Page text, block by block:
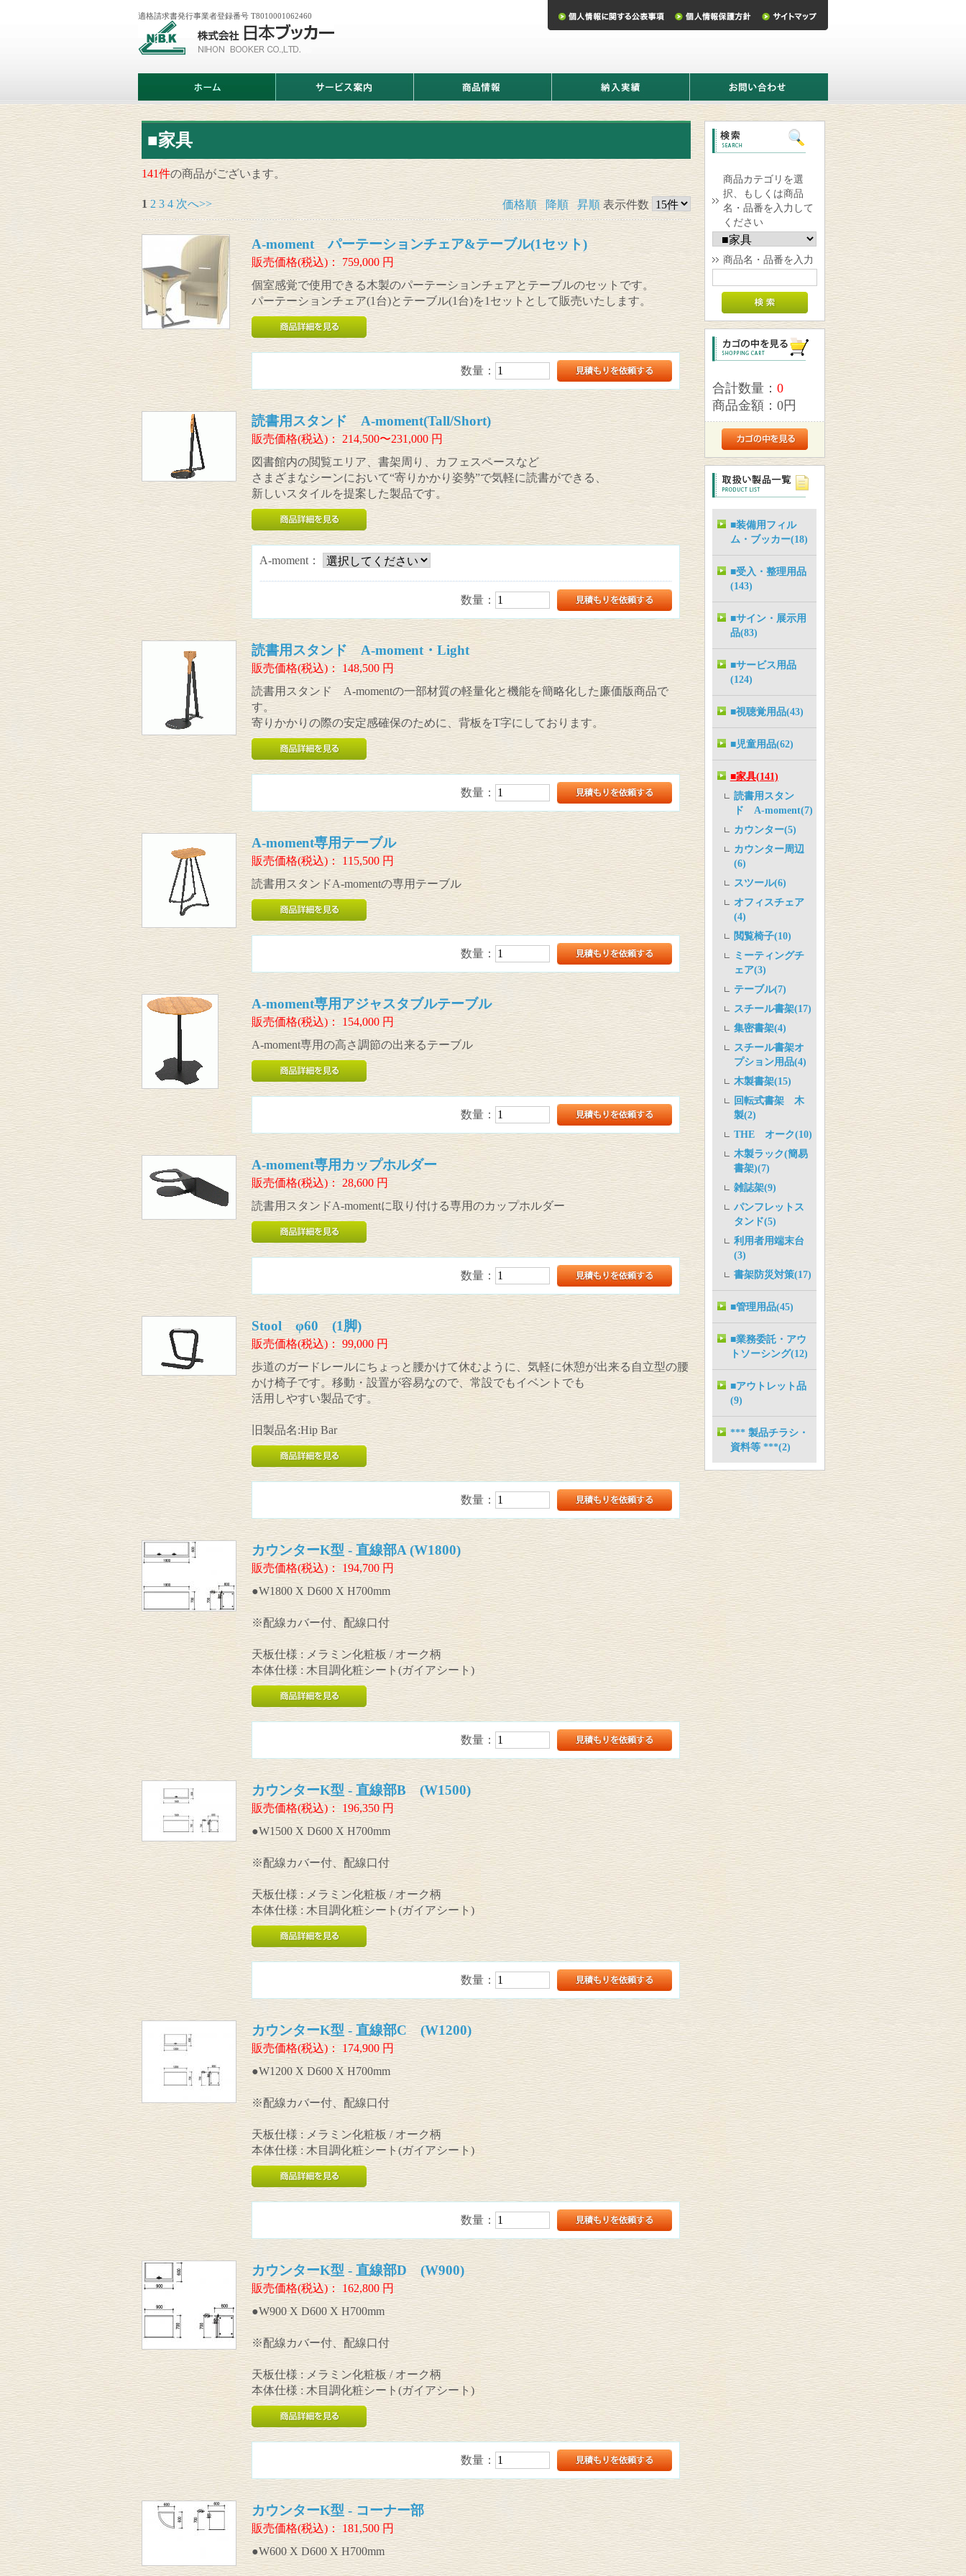
会
日
ッ
カ
ー
適格請求書発行事業者登録番号 T8010001062460
ム
ビ
ス
案
情
報
実
い
わ
■家具
141件の商品がございます。
価格順 降順 昇順 表示件数
1 2 3 4 次へ>>
A-moment パーテーションチェア&テーブル(1セット)
販売価格(税込)： 759,000円
個室感覚で使用できる木製のパーテーションチェアとテーブルのセットです。
パーテーションチェア(1台)とテーブル(1台)を1セットとして販売いたします。
数量：
読書用スタンド A-moment(Tall/Short)
販売価格(税込)： 214,500〜231,000円
図書館内の閲覧エリア、書架周り、カフェスペースなど
さまざまなシーンにおいて“寄りかかり姿勢”で気軽に読書ができる、
新しいスタイルを提案した製品です。
A-moment：
数量：
読書用スタンド A-moment・Light
販売価格(税込)： 148,500円
読書用スタンド A-momentの一部材質の軽量化と機能を簡略化した廉価版商品で
す。
寄りかかりの際の安定感確保のために、背板をT字にしております。
数量：
A-moment専用テーブル
販売価格(税込)： 115,500円
読書用スタンドA-momentの専用テーブル
数量：
A-moment専用アジャスタブルテーブル
販売価格(税込)： 154,000円
A-moment専用の高さ調節の出来るテーブル
数量：
A-moment専用カップホルダー
販売価格(税込)： 28,600円
読書用スタンドA-momentに取り付ける専用のカップホルダー
数量：
Stool φ60 (1脚)
販売価格(税込)： 99,000円
歩道のガードレールにちょっと腰かけて休むように、気軽に休憩が出来る自立型の腰
かけ椅子です。移動・設置が容易なので、常設でもイベントでも
活用しやすい製品です。
旧製品名:Hip Bar
数量：
カウンターK型 - 直線部A (W1800)
販売価格(税込)：194,700円
●W1800 X D600 X H700mm
※配線カバー付、配線口付
天板仕様 : メラミン化粧板 / オーク柄
本体仕様 : 木目調化粧シート(ガイアシート)
数量：
カウンターK型 - 直線部B (W1500)
販売価格(税込)： 196,350円
●W1500 X D600 X H700mm
※配線カバー付、配線口付
天板仕様 : メラミン化粧板 / オーク柄
本体仕様 : 木目調化粧シート(ガイアシート)
数量：
カウンターK型 - 直線部C (W1200)
販売価格(税込)：174,900円
●W1200 X D600 X H700mm
※配線カバー付、配線口付
天板仕様 : メラミン化粧板 / オーク柄
本体仕様 : 木目調化粧シート(ガイアシート)
数量：
カウンターK型 - 直線部D (W900)
販売価格(税込)： 162,800円
●W900 X D600 X H700mm
※配線カバー付、配線口付
天板仕様 : メラミン化粧板 / オーク柄
本体仕様 : 木目調化粧シート(ガイアシート)
数量：
カウンターK型 - コーナー部
販売価格(税込)： 181,500円
●W600 X D600 X H700mm
商品カテゴリを選
択、もしくは商品
名・品番を入力して
ください
商品名・品番を入力
合計数量： 0
商品金額： 0円
■装備用フィル
ム・ブッカー(18)
■受入・整理用品
(143)
■サイン・展示用
品(83)
■サービス用品
(124)
■視聴覚用品(43)
■児童用品(62)
■家具(141)
読書用スタン
ド A-moment(7)
カウンター(5)
カウンター周辺
(6)
スツール(6)
オフィスチェア
(4)
閲覧椅子(10)
ミーティングチ
ェア(3)
テーブル(7)
スチール書架(17)
集密書架(4)
スチール書架オ
プション用品(4)
木製書架(15)
回転式書架 木
製(2)
THE オーク(10)
木製ラック(簡易
書架)(7)
雑誌架(9)
パンフレットス
タンド(5)
利用者用端末台
(3)
書架防災対策(17)
■管理用品(45)
■業務委託・アウ
トソーシング(12)
■アウトレット品
(9)
*** 製品チラシ・
資料等 ***(2)